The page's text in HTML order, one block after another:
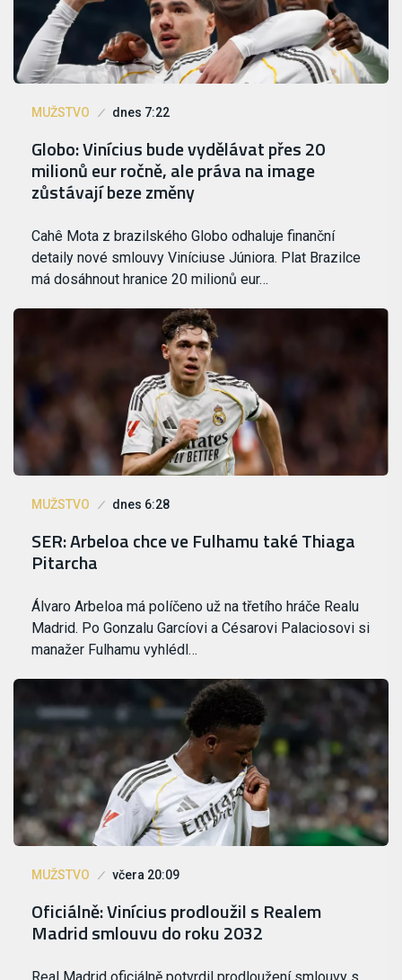
MUŽSTVO dnes 7:22
Globo: Vinícius bude vydělávat přes 20
milionů eur ročně, ale práva na image
zůstávají beze změny
Cahê Mota z brazilského Globo odhaluje finanční
detaily nové smlouvy Viníciuse Júniora. Plat Brazilce
má dosáhnout hranice 20 milionů eur…
MUŽSTVO dnes 6:28
SER: Arbeloa chce ve Fulhamu také Thiaga
Pitarcha
Álvaro Arbeloa má políčeno už na třetího hráče Realu
Madrid. Po Gonzalu Garcíovi a Césarovi Palaciosovi si
manažer Fulhamu vyhlédl…
MUŽSTVO včera 20:09
Oficiálně: Vinícius prodloužil s Realem
Madrid smlouvu do roku 2032